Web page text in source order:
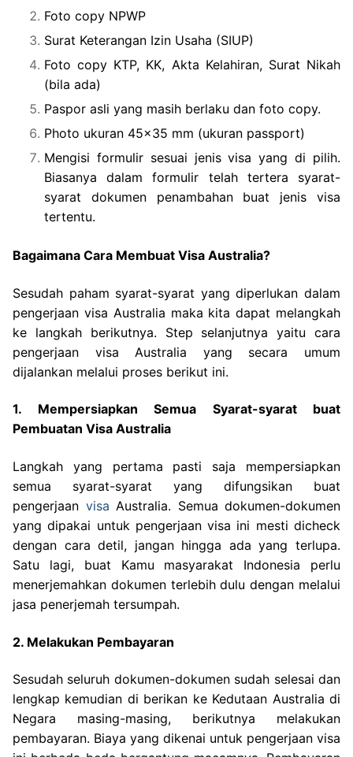
Foto copy NPWP
Surat Keterangan Izin Usaha (SIUP)
Foto copy KTP, KK, Akta Kelahiran, Surat Nikah
(bila ada)
Paspor asli yang masih berlaku dan foto copy.
Photo ukuran 45×35 mm (ukuran passport)
Mengisi formulir sesuai jenis visa yang di pilih.
Biasanya dalam formulir telah tertera syarat-
syarat dokumen penambahan buat jenis visa
tertentu.
Bagaimana Cara Membuat Visa Australia?
Sesudah paham syarat-syarat yang diperlukan dalam
pengerjaan visa Australia maka kita dapat melangkah
ke langkah berikutnya. Step selanjutnya yaitu cara
pengerjaan visa Australia yang secara umum
dijalankan melalui proses berikut ini.
1. Mempersiapkan Semua Syarat-syarat buat
Pembuatan Visa Australia
Langkah yang pertama pasti saja mempersiapkan
semua syarat-syarat yang difungsikan buat
pengerjaan visa Australia. Semua dokumen-dokumen
yang dipakai untuk pengerjaan visa ini mesti dicheck
dengan cara detil, jangan hingga ada yang terlupa.
Satu lagi, buat Kamu masyarakat Indonesia perlu
menerjemahkan dokumen terlebih dulu dengan melalui
jasa penerjemah tersumpah.
2. Melakukan Pembayaran
Sesudah seluruh dokumen-dokumen sudah selesai dan
lengkap kemudian di berikan ke Kedutaan Australia di
Negara masing-masing, berikutnya melakukan
pembayaran. Biaya yang dikenai untuk pengerjaan visa